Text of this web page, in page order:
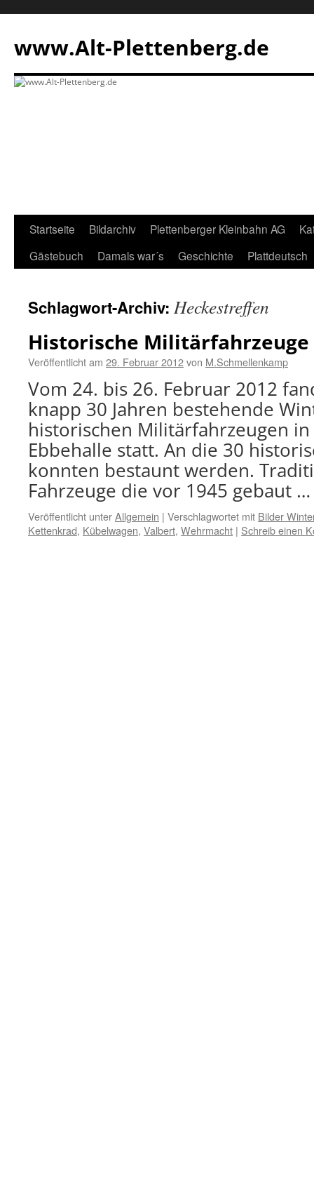
springen
www.Alt-Plettenberg.de
Startseite Bildarchiv Plettenberger Kleinbahn AG
Gästebuch
Damals war´s Geschichte Plattdeutsch
Schlagwort-Archiv: Heckestreffen
Historische
Veröffentlicht am 29. Februar 2012von M.Schmellenkamp
Vom 24. bis 26. Februar 2012
knapp 30 Jahren bestehende
historischen Militärfahrzeugen
Ebbehalle statt. An die 30
konnten bestaunt werden.
Fahrzeuge die vor 1945 gebaut
Veröffentlicht unterAllgemein | Verschlagwortet mit Bilder
Kettenkrad, Kübelwagen, Valbert, Wehrmacht | Schreib einen